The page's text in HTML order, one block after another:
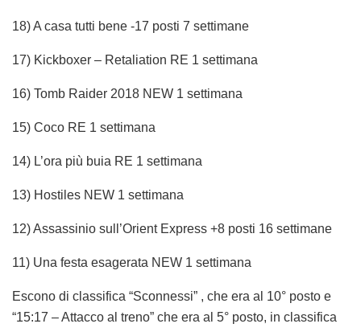
18) A casa tutti bene -17 posti 7 settimane
17) Kickboxer – Retaliation RE 1 settimana
16) Tomb Raider 2018 NEW 1 settimana
15) Coco RE 1 settimana
14) L’ora più buia RE 1 settimana
13) Hostiles NEW 1 settimana
12) Assassinio sull’Orient Express +8 posti 16 settimane
11) Una festa esagerata NEW 1 settimana
Escono di classifica “Sconnessi” , che era al 10° posto e
“15:17 – Attacco al treno” che era al 5° posto, in classifica